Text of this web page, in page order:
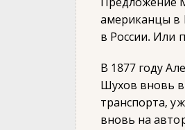
американцы в
в России. Или
В 1877 году
Шухов вновь
транспорта,
вновь на